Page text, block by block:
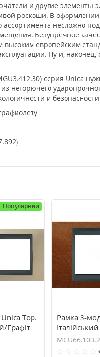
и другие элементы
роскоши. В
несложно
Безупречное
европейским
Ну и, наконец,
серия Unica
негорючего
и безопасности.
Популярний
Top.
Графіт
Рамка 3-
Top. Колір